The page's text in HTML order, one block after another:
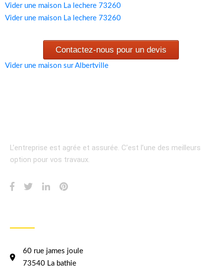
Vider une maison La lechere 73260
Vider une maison La lechere 73260
Contactez-nous pour un devis
Vider une maison sur Albertville
L’entreprise est agrée et assurée. C’est l’une des meilleurs
option pour vos travaux.
60 rue james joule
73540 La bathie